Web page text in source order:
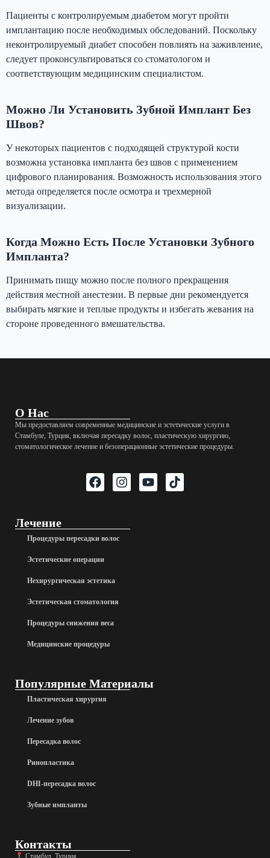
Пациенты с контролируемым диабетом могут пройти
имплантацию после необходимых обследований. Поскольку
неконтролируемый диабет способен повлиять на заживление,
следует проконсультироваться со стоматологом и
соответствующим медицинским специалистом.
Можно Ли Установить Зубной Имплант Без
Швов?
У некоторых пациентов с подходящей структурой кости
возможна установка импланта без швов с применением
цифрового планирования. Возможность использования этого
метода определяется после осмотра и трехмерной
визуализации.
Когда Можно Есть После Установки Зубного
Импланта?
Принимать пищу можно после полного прекращения
действия местной анестезии. В первые дни рекомендуется
выбирать мягкие и теплые продукты и избегать жевания на
стороне проведенного вмешательства.
О Нас
Мы предоставляем современные медицинские и эстетические услуги в
Стамбуле, Турция, включая пересадку волос, пластическую хирургию,
стоматологическое лечение и безоперационные эстетические процедуры.
Лечение
Процедуры пересадки волос
Эстетические операции
Нехирургическая эстетика
Эстетическая стоматология
Процедуры снижения веса
Медицинские процедуры
Популярные Материалы
Пластическая хирургия
Лечение зубов
Пересадка волос
Ринопластика
DHI-пересадка волос
Зубные импланты
Контакты